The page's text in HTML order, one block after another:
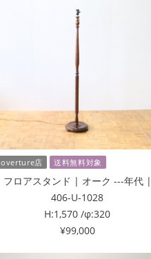
overture店 送料無料対象
フロアスタンド | オーク ---年代 |
406-U-1028
H:1,570 /φ:320
¥99,000